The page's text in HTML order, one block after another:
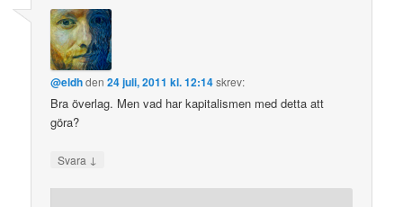
@eldhden24 juli, 2011 kl. 12:14skrev:
Bra överlag. Men vad har kapitalismen med detta att
göra?
Svara ↓